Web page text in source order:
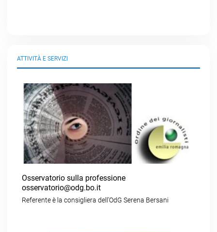
ATTIVITÀ E SERVIZI
Osservatorio sulla professione
osservatorio@odg.bo.it
Referente è la consigliera dell’OdG Serena Bersani